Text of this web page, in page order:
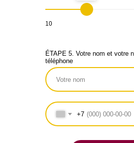
10
ÉTAPE 5. Votre nom et votre
téléphone
+7